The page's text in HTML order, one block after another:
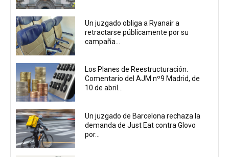
Un juzgado obliga a Ryanair a
retractarse públicamente por su
campaña...
Los Planes de Reestructuración.
Comentario del AJM nº9 Madrid, de
10 de abril...
Un juzgado de Barcelona rechaza la
demanda de Just Eat contra Glovo
por...